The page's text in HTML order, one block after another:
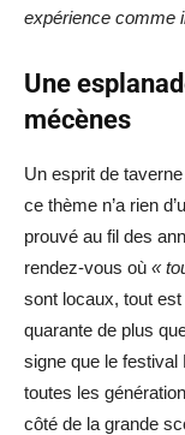
expérience comme
Une
mécènes
Un esprit de
ce thème n’a rien
prouvé au fil des
rendez-vous où «
sont locaux, tout
quarante de plus
signe que le festival
toutes les
côté de la grande